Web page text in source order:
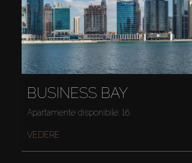
BUSINESS BAY
Apartamente disponibile: 16
VEDERE